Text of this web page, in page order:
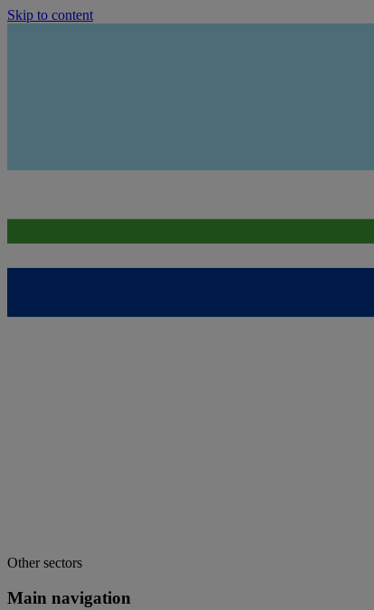
Skip to content
Other sectors
Main navigation